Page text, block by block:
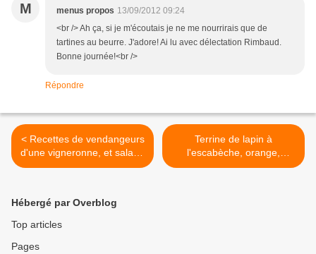
M menus propos 13/09/2012 09:24
<br /> Ah ça, si je m'écoutais je ne me nourrirais que de
tartines au beurre. J'adore! Ai lu avec délectation Rimbaud.
Bonne journée!<br />
Répondre
< Recettes de vendangeurs
d'une vigneronne, et salade
"coin de l'âtre"
Terrine de lapin à
l'escabèche, orange,
câpres et estragon >
Hébergé par Overblog
Top articles
Pages